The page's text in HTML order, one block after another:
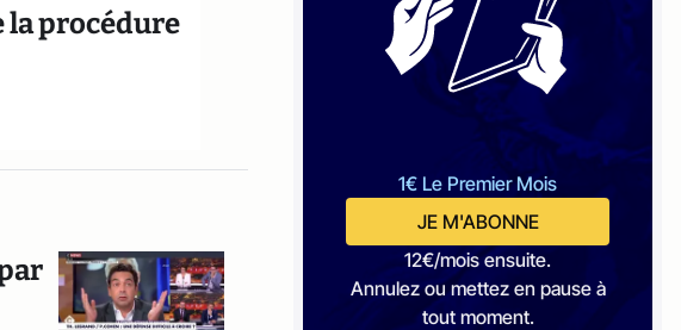
la procédure
1€ Le Premier Mois
JE M'ABONNE
12€/mois ensuite.
Annulez ou mettez en pause à
tout moment.